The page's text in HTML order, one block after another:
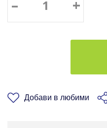
– +
Добави в любими